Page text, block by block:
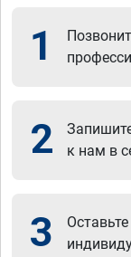
1
2
к нам в
3